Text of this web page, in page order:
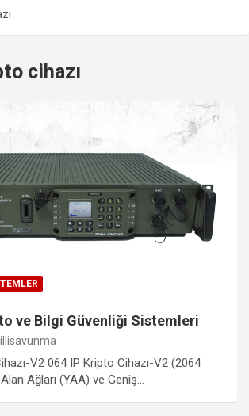
cihazı
ve Bilgi Güvenliği Sistemleri
V2 064 IP Kripto Cihazı-V2 (2064
Ağları (YAA) ve Geniş…